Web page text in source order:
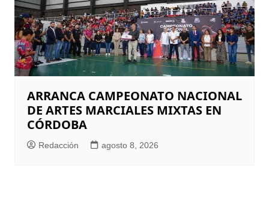
ARRANCA CAMPEONATO NACIONAL
DE ARTES MARCIALES MIXTAS EN
CÓRDOBA
Redacción agosto 8, 2026